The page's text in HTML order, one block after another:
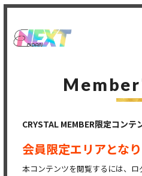
CRYSTAL MEMBER限定コンテ
会員限定エリアとな
本コンテンツを閲覧するには、ロ